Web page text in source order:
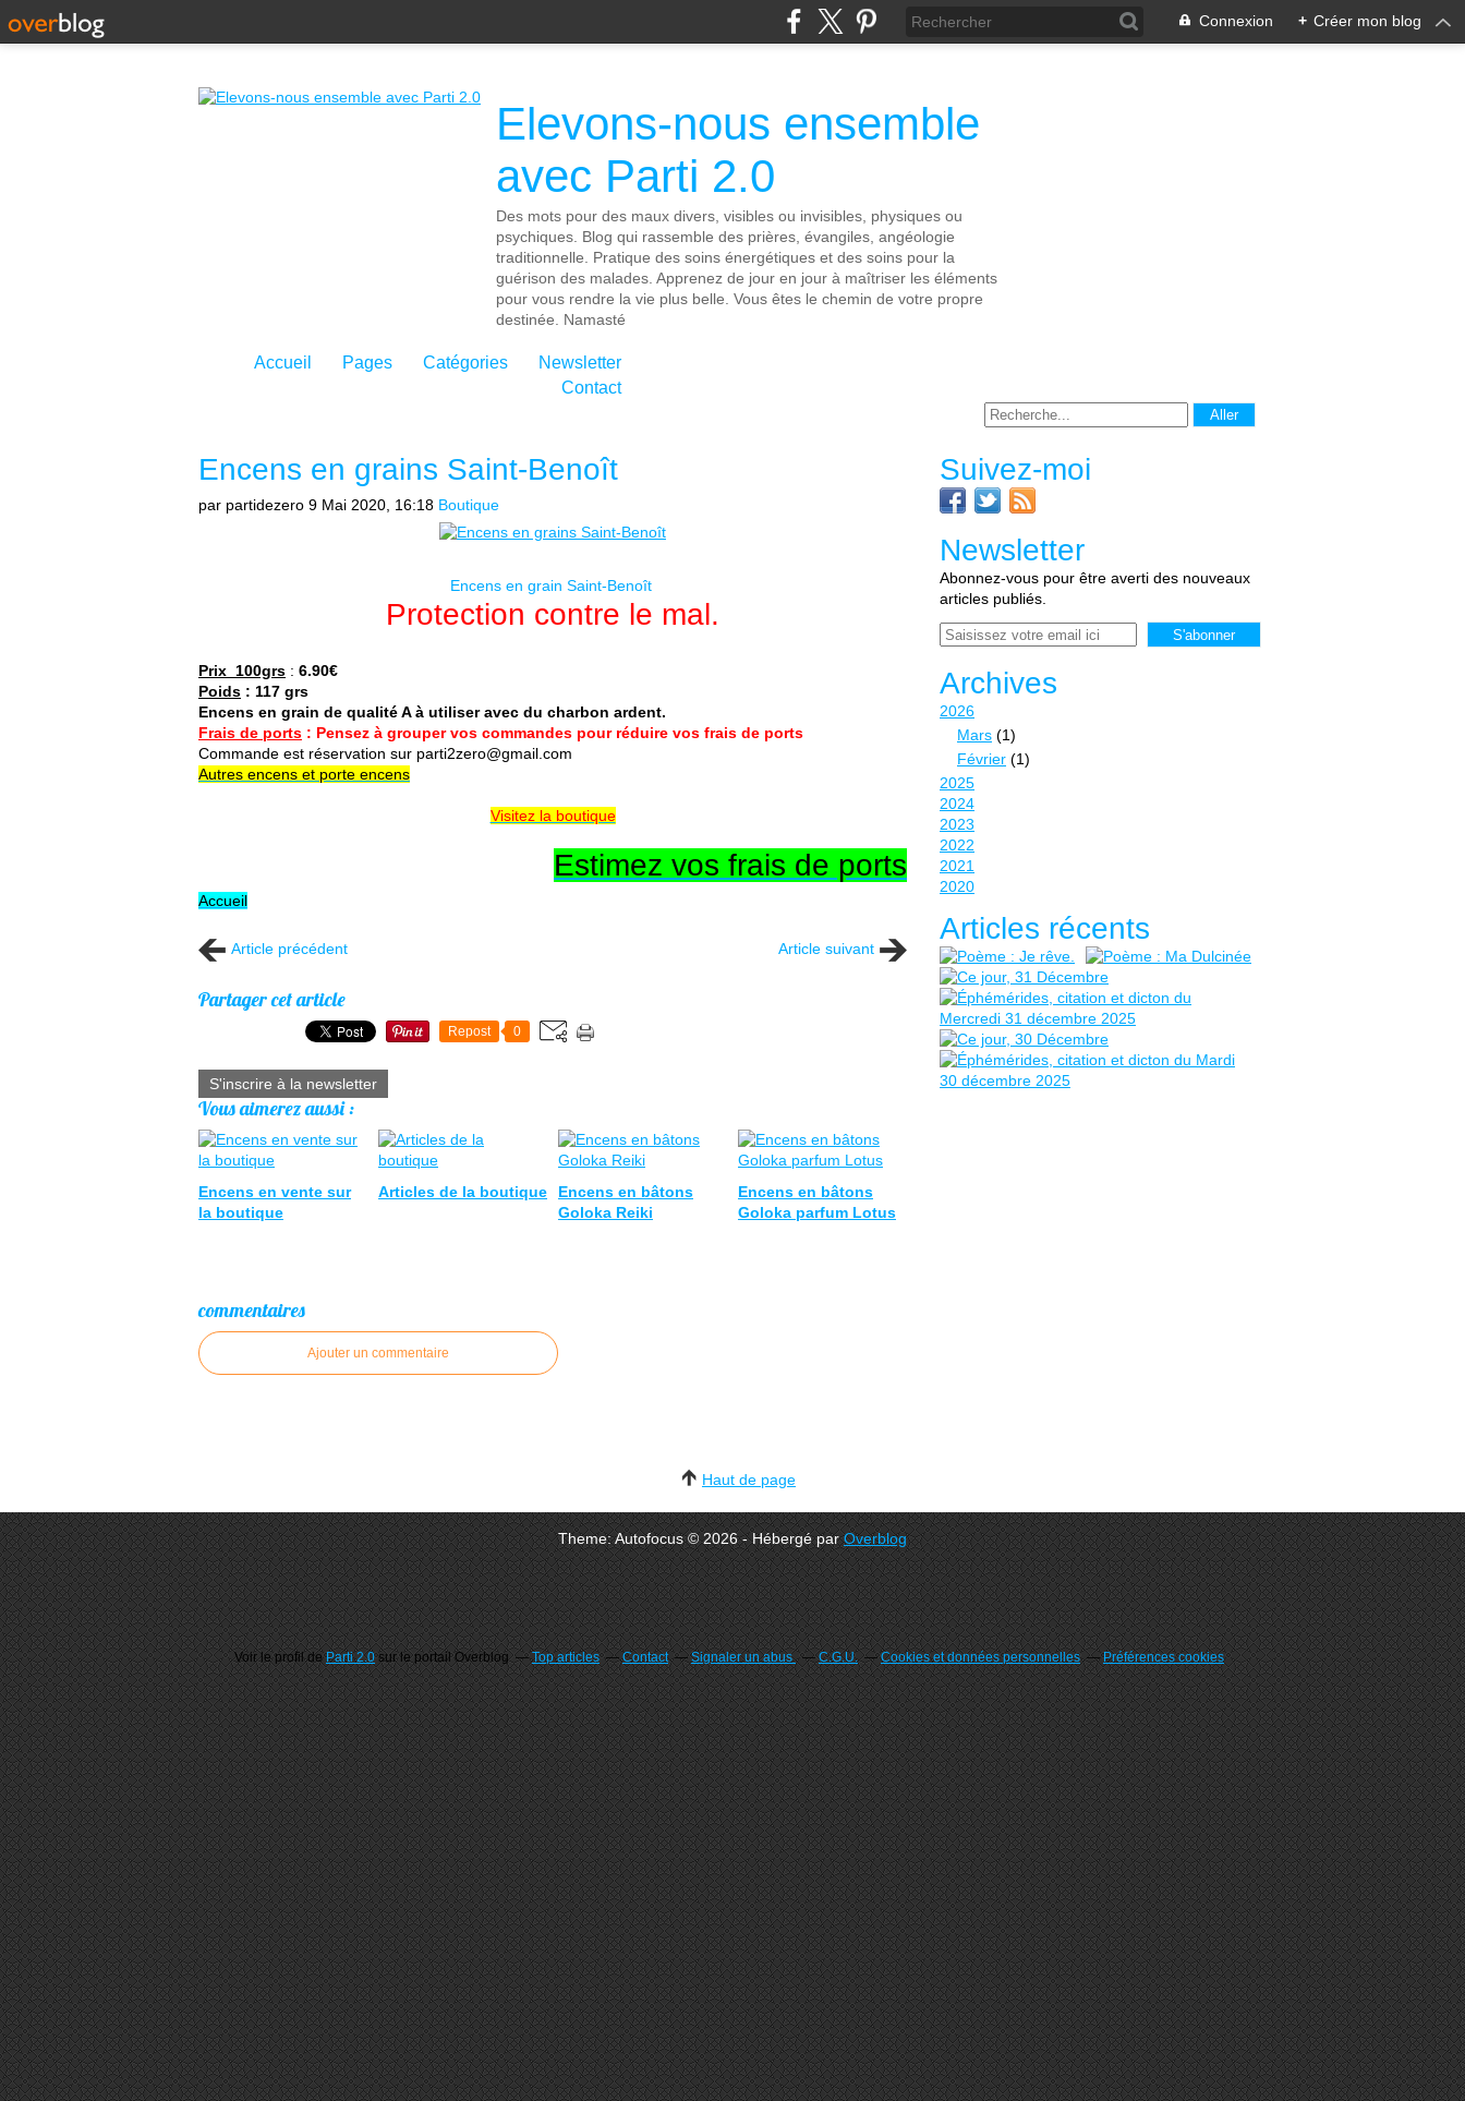
Connexion + Créer mon blog
Elevons-nous ensemble
avec Parti 2.0
Des mots pour des maux divers, visibles ou invisibles, physiques ou
psychiques. Blog qui rassemble des prières, évangiles, angéologie
traditionnelle. Pratique des soins énergétiques et des soins pour la
guérison des malades. Apprenez de jour en jour à maîtriser les éléments
pour vous rendre la vie plus belle. Vous êtes le chemin de votre propre
destinée. Namasté
Accueil Pages Catégories
Newsletter
Contact
Encens en grains Saint-Benoît
par partidezero 9 Mai 2020, 16:18 Boutique
Encens en grain Saint-Benoît
Protection contre le mal.
Prix 100grs : 6.90€
Poids : 117 grs
Encens en grain de qualité A à utiliser avec du charbon ardent.
Frais de ports : Pensez à grouper vos commandes pour réduire vos frais de ports
Commande est réservation sur parti2zero@gmail.com
Autres encens et porte encens
Visitez la boutique
Estimez vos frais de ports
Accueil
Article précédent Article suivant
Partager cet article
Repost 0
S'inscrire à la newsletter
Vous aimerez aussi :
Encens en vente sur
la boutique
Articles de la boutique
Encens en bâtons
Goloka Reiki
Encens en bâtons
Goloka parfum Lotus
commentaires
Ajouter un commentaire
Suivez-moi
Newsletter
Abonnez-vous pour être averti des nouveaux
articles publiés.
Email
Archives
2026
Mars (1)
Février (1)
2025
2024
2023
2022
2021
2020
Articles récents
Haut de page
Theme: Autofocus © 2026 - Hébergé parOverblog
Voir le profil deParti 2.0sur le portail Overblog Top articles Contact Signaler un abus C.G.U. Cookies et données personnelles Préférences cookies